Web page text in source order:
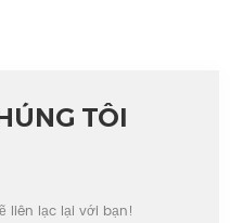
TÔI
liên lạc lại với bạn!